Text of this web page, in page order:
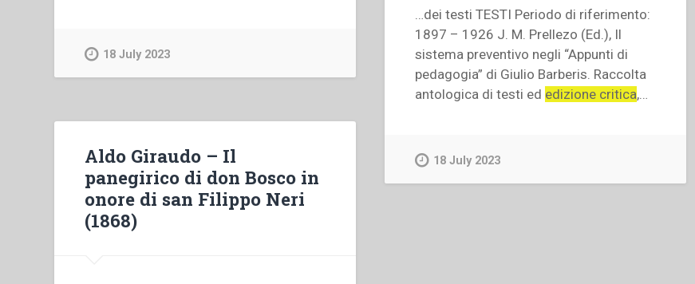
18 July 2023
…dei testi TESTI Periodo di riferimento:
1897 – 1926 J. M. Prellezo (Ed.), Il
sistema preventivo negli “Appunti di
pedagogia” di Giulio Barberis. Raccolta
antologica di testi ed edizione critica,…
18 July 2023
Aldo Giraudo – Il
panegirico di don Bosco in
onore di san Filippo Neri
(1868)